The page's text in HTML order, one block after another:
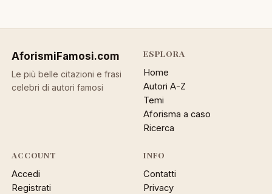
AforismiFamosi.com
Le più belle citazioni e frasi
celebri di autori famosi
ESPLORA
Home
Autori A-Z
Temi
Aforisma a caso
Ricerca
ACCOUNT
Accedi
Registrati
INFO
Contatti
Privacy